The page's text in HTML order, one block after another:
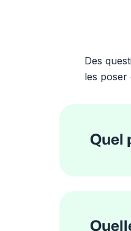
Des
les
Quel